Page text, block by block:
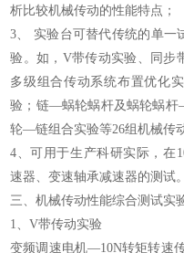
析比较机械传动的性能特点；
3、 实验台可替代传统的单一
验。如，V带传动实验、同步
多级组合传动系统布置优化
验；链—蜗轮蜗杆及蜗轮蜗
轮—链组合实验等26组机械传
4、可用于生产科研实际，在
速器、变速轴承减速器的测试。
三、机械传动性能综合测试实
1、V带传动实验
变频调速电机—10N转矩转速